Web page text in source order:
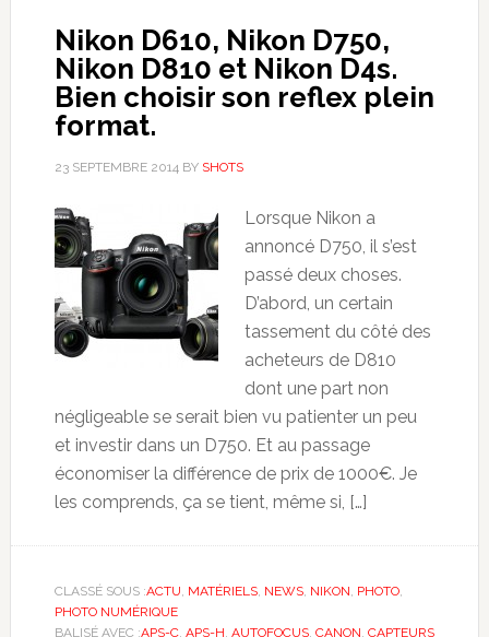
Nikon D610, Nikon D750,
Nikon D810 et Nikon D4s.
Bien choisir son reflex plein
format.
23 SEPTEMBRE 2014 BY SHOTS
Lorsque Nikon a
annoncé D750, il s’est
passé deux choses.
D’abord, un certain
tassement du côté des
acheteurs de D810
dont une part non
négligeable se serait bien vu patienter un peu
et investir dans un D750. Et au passage
économiser la différence de prix de 1000€. Je
les comprends, ça se tient, même si, […]
CLASSÉ SOUS :ACTU MATÉRIELS, NEWS, NIKON PHOTO,
PHOTO NUMÉRIQUE
BALISÉ AVEC :APS-C, APS-H AUTOFOCUS, CANON CAPTEURS